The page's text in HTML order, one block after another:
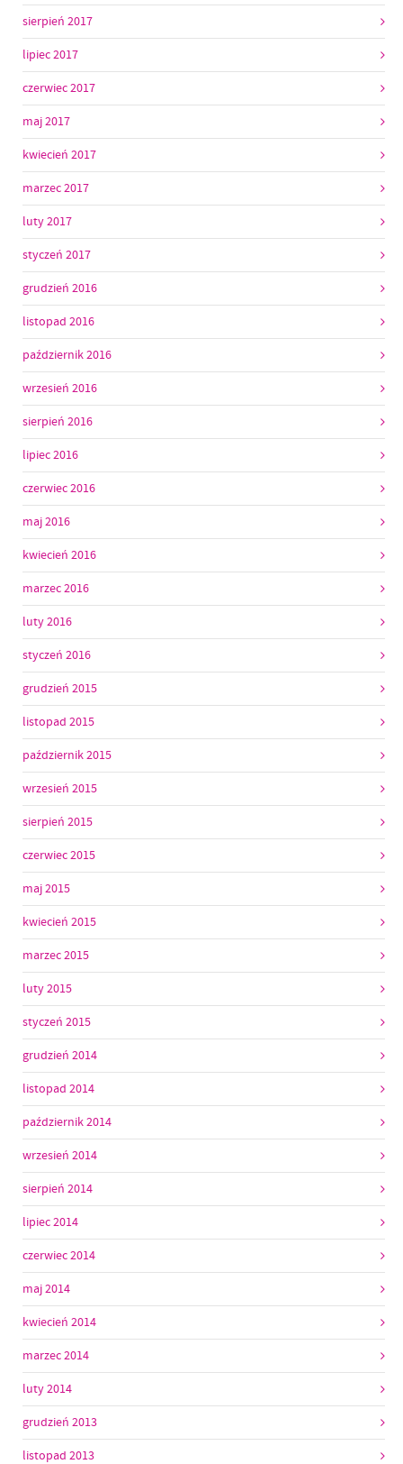
sierpień 2017
lipiec 2017
czerwiec 2017
maj 2017
kwiecień 2017
marzec 2017
luty 2017
styczeń 2017
grudzień 2016
listopad 2016
październik 2016
wrzesień 2016
sierpień 2016
lipiec 2016
czerwiec 2016
maj 2016
kwiecień 2016
marzec 2016
luty 2016
styczeń 2016
grudzień 2015
listopad 2015
październik 2015
wrzesień 2015
sierpień 2015
czerwiec 2015
maj 2015
kwiecień 2015
marzec 2015
luty 2015
styczeń 2015
grudzień 2014
listopad 2014
październik 2014
wrzesień 2014
sierpień 2014
lipiec 2014
czerwiec 2014
maj 2014
kwiecień 2014
marzec 2014
luty 2014
grudzień 2013
listopad 2013